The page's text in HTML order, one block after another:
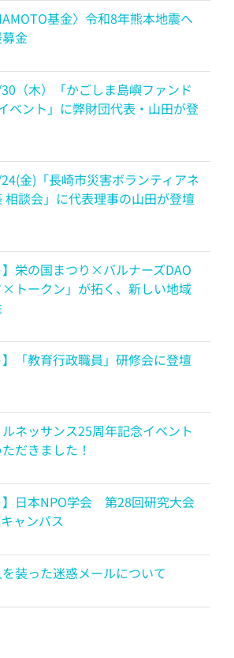
基金〉令和8年熊本地震へ
金
30（木）「かごしま島嶼ファンド
ベント」に弊財団代表・山田が登
24(金)「長崎市災害ボランティアネ
相談会」に代表理事の山田が登壇
】栄の国まつり×バルナーズDAO
トークン」が拓く、新しい地域
】「教育行政職員」研修会に登壇
ルネッサンス25周年記念イベント
だきました！
】日本NPO学会 第28回研究大会
ャンパス
を装った迷惑メールについて